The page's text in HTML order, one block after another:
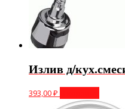
Излив д/
393,00₽